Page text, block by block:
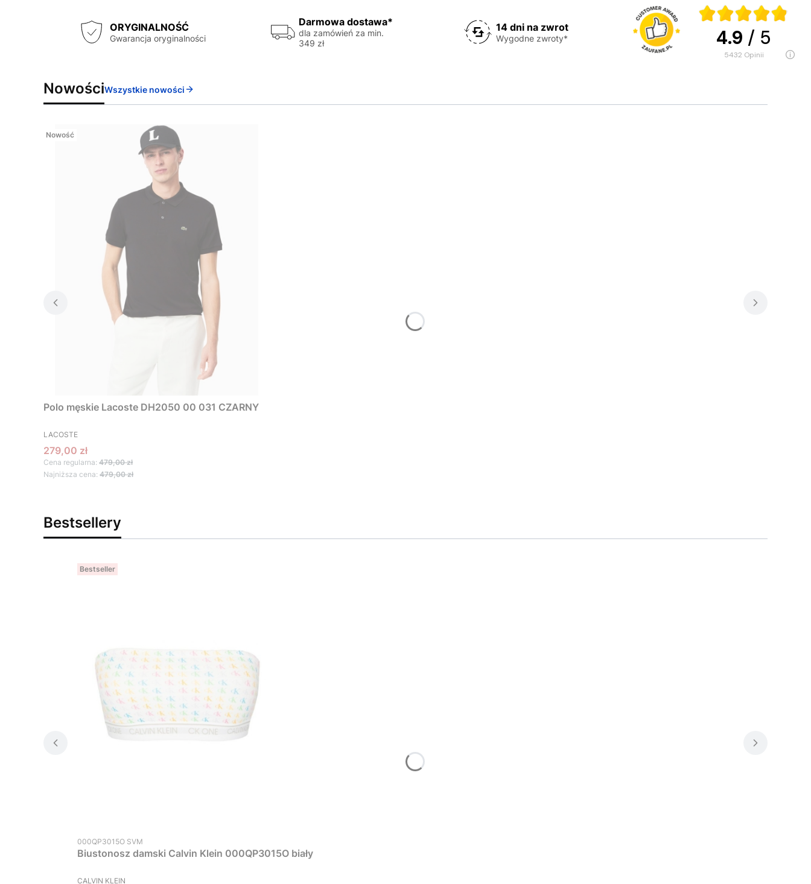
ORYGINALNOŚĆ
Gwarancja oryginalności
Darmowa dostawa*
dla zamówień za min.
349 zł
14 dni na zwrot
Wygodne zwroty* 4.9 / 5
5432 opinii
NowościWszystkie nowości
Nowość
Polo męskie Lacoste DH2050 00 031 CZARNY
PRODUCENT
LACOSTE
Cena promocyjna
279,00 zł
Cena regularna: 479,00 zł
Najniższa cena: 479,00 zł
Bestsellery
Bestseller
Kod produktu
000QP3015O SVM
Biustonosz damski Calvin Klein 000QP3015O biały
PRODUCENT
CALVIN KLEIN